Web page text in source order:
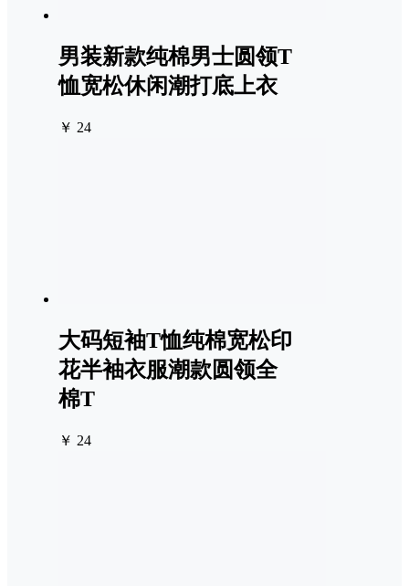
男装新款纯棉男士圆领T
恤宽松休闲潮打底上衣
￥ 24
大码短袖T恤纯棉宽松印
花半袖衣服潮款圆领全
棉T
￥ 24